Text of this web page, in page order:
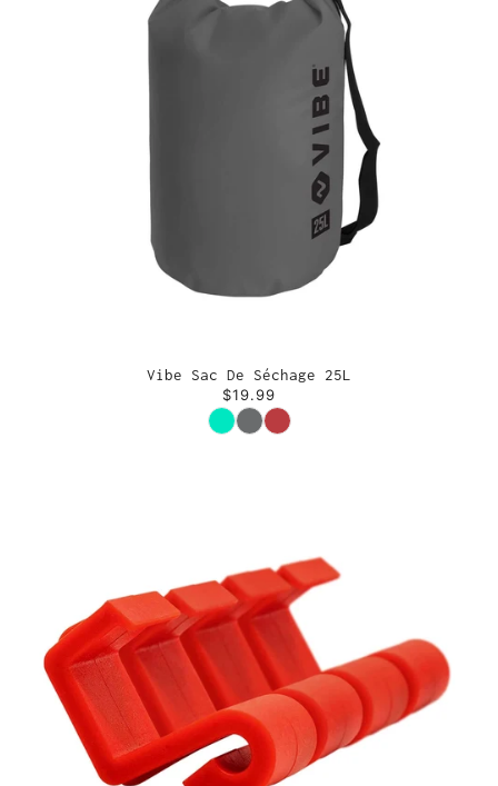
Vibe Sac De Séchage 25L
$19.99
Couleur